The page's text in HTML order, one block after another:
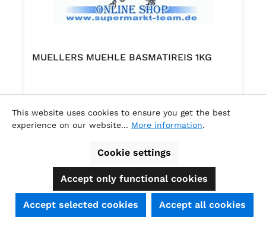
MUELLERS MUEHLE BASMATIREIS 1KG
.
Regular price:
€5.80
This website uses cookies to ensure you get the best
experience on our website... More information.
Cookie settings
Accept only functional cookies
Accept selected cookies Accept all cookies
SEHR GUT (4.74 / 5)
aus 39 Bewertungen bei: shopauskunft.de, ausgezeichnet.org, shopvote.de ⓘ
Informationen zur Echtheit der Bewertungen